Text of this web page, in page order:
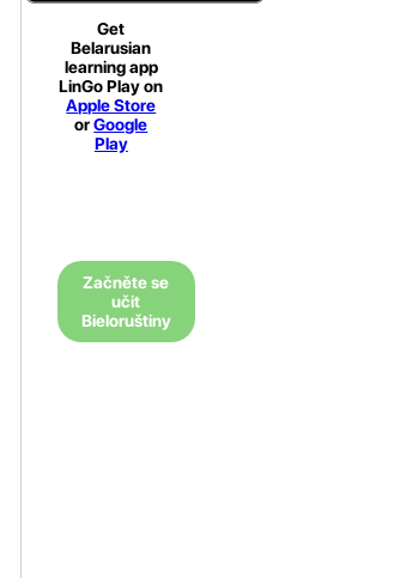
Get
Belarusian
learning app
LinGo Play on
Apple Store
orGoogle
Play
Začněte se
učit
Bieloruštiny